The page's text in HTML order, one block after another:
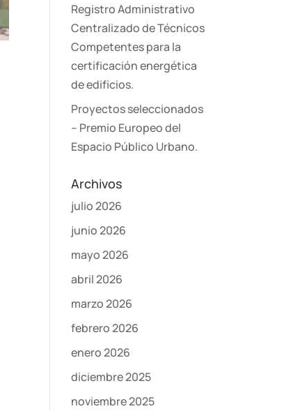
Registro Administrativo
Centralizado de Técnicos
Competentes para la
certificación energética
de edificios.
Proyectos seleccionados
– Premio Europeo del
Espacio Público Urbano.
Archivos
julio 2026
junio 2026
mayo 2026
abril 2026
marzo 2026
febrero 2026
enero 2026
diciembre 2025
noviembre 2025